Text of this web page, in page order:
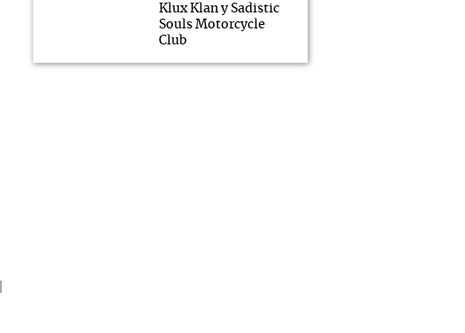
Klux Klan y Sadistic
Souls Motorcycle
Club